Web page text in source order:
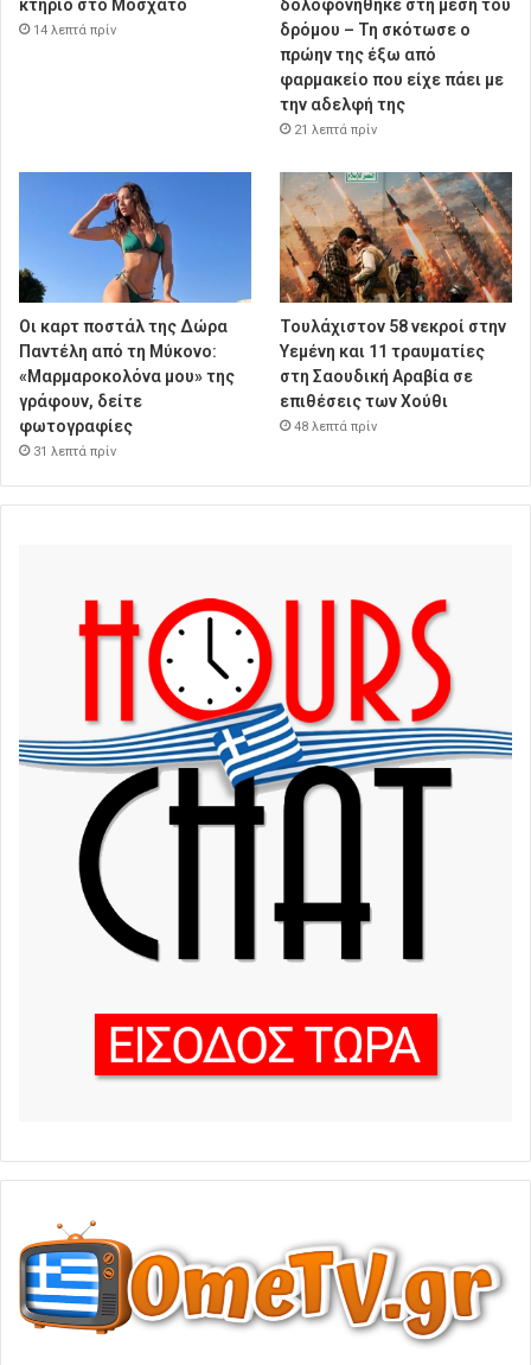
κτήριο στο Μοσχάτο
14 λεπτά πρίν
δολοφονήθηκε στη μέση του
δρόμου – Τη σκότωσε ο
πρώην της έξω από
φαρμακείο που είχε πάει με
την αδελφή της
21 λεπτά πρίν
Οι καρτ ποστάλ της Δώρα
Παντέλη από τη Μύκονο:
«Μαρμαροκολόνα μου» της
γράφουν, δείτε
φωτογραφίες
31 λεπτά πρίν
Τουλάχιστον 58 νεκροί στην
Υεμένη και 11 τραυματίες
στη Σαουδική Αραβία σε
επιθέσεις των Χούθι
48 λεπτά πρίν